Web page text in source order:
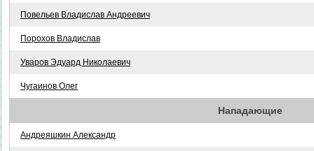
Повельев Владислав Андреевич
Порохов Владислав
Уваров Эдуард Николаевич
Чугаинов Олег
Нападающие
Андреяшкин Александр